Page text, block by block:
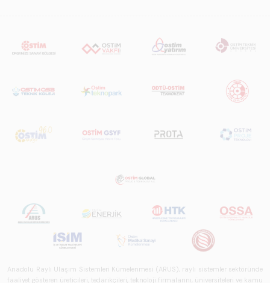
eğilimleri,
perspektifi
açısından kapsamlı
bir referans
çalışmasıdır.
Anadolu Raylı Ulaşım Sistemleri Kümelenmesi (ARUS), raylı sistemler sektöründe
faaliyet gösteren üreticileri, tedarikçileri, teknoloji firmalarını, üniversiteleri ve kamu